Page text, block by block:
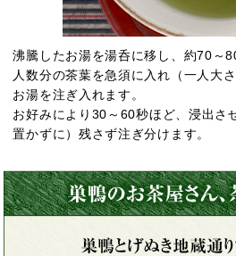
沸騰したお湯を湯呑に移し、約70～
人数分の茶葉を急須に入れ（一人大
お湯を注ぎ入れます。
お好みにより30～60秒ほど、浸出さ
置かずに）残さず注ぎ分けます。